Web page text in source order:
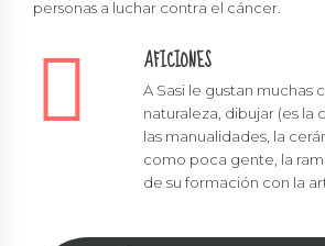
personas a luchar contra el cáncer.
AFICIONES
A Sasi le gustan muchas
naturaleza, dibujar (es la
las manualidades, la
como poca gente, la
de su formación con la